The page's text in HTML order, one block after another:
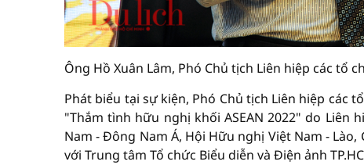
Ông Hồ Xuân Lâm, Phó Chủ tịch Liên hiệp các tổ
Phát biểu tại sự kiện, Phó Chủ tịch Liên hiệp các
"Thắm tình hữu nghị khối ASEAN 2022" do Liên
Nam - Đông Nam Á, Hội Hữu nghị Việt Nam -
với Trung tâm Tổ chức Biểu diễn và Điện ảnh